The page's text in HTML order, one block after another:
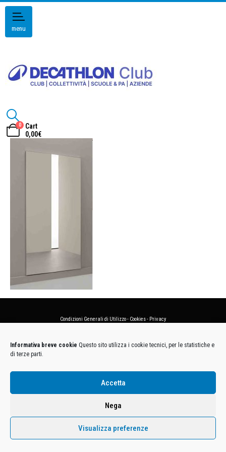
Informativa breve cookie Questo sito utilizza i cookie tecnici, per le statistiche e
di terze parti.
Accetta
Nega
Visualizza preferenze
menu
0
Cart
0,00€
Condizioni Generali di Utilizzo- Cookies- Privacy
Euro 12.500.000 i.v. - C.F. e Iscr. Reg. Imp. Monza e Brianza 02137480964 - R.E.A. MB-1370021 -
P.IVA. 11005760159 - Direzione e coordinamento art. 2497 C.C. DECATHLON SA, Villeneuve